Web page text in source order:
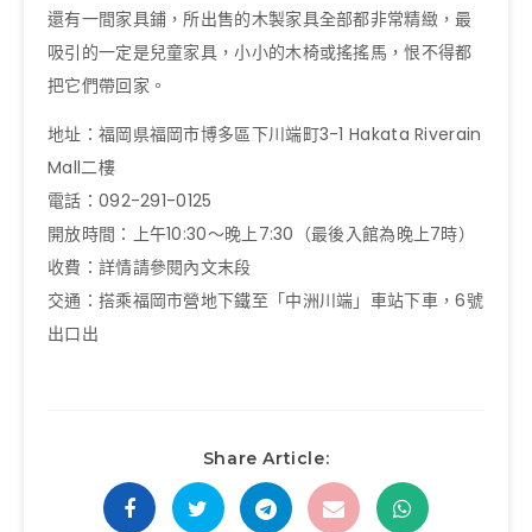
還有一間家具鋪，所出售的木製家具全部都非常精緻，最
吸引的一定是兒童家具，小小的木椅或搖搖馬，恨不得都
把它們帶回家。
地址：福岡県福岡市博多區下川端町3-1 Hakata Riverain
Mall二樓
電話： 092-291-0125
開放時間：上午10:30〜晚上7:30 （最後入館為晚上7時）
收費：詳情請參閱內文末段
交通：搭乘福岡市營地下鐵至「中洲川端」車站下車，6號
出口出
Share Article: